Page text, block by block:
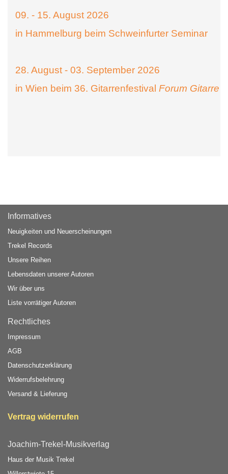
09. - 15. August 2026
in Hammelburg beim Schweinfurter Seminar
28. August - 03. September 2026
in Wien beim 36. Gitarrenfestival Forum Gitarre
Informatives
Neuigkeiten und Neuerscheinungen
Trekel Records
Unsere Reihen
Lebensdaten unserer Autoren
Wir über uns
Liste vorrätiger Autoren
Rechtliches
Impressum
AGB
Datenschutzerklärung
Widerrufsbelehrung
Versand & Lieferung
Vertrag widerrufen
Joachim-Trekel-Musikverlag
Haus der Musik Trekel